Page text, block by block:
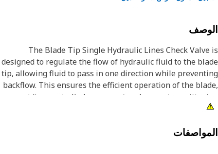
The Blade Tip Single Hydraulic Lines Check
designed to regulate the flow of hydraulic fluid to the
tip, allowing fluid to pass in one direction while
backflow. This ensures the efficient operation of the
providing controlled movement and accurate
for contributing to the reliability and